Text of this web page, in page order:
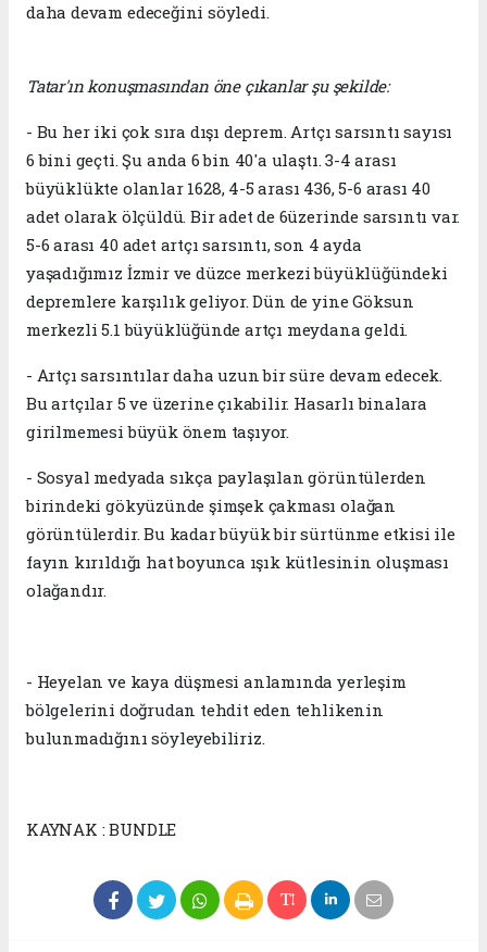
daha devam edeceğini söyledi.
Tatar'ın konuşmasından öne çıkanlar şu şekilde:
- Bu her iki çok sıra dışı deprem. Artçı sarsıntı sayısı
6 bini geçti. Şu anda 6 bin 40'a ulaştı. 3-4 arası
büyüklükte olanlar 1628, 4-5 arası 436, 5-6 arası 40
adet olarak ölçüldü. Bir adet de 6üzerinde sarsıntı var.
5-6 arası 40 adet artçı sarsıntı, son 4 ayda
yaşadığımız İzmir ve düzce merkezi büyüklüğündeki
depremlere karşılık geliyor. Dün de yine Göksun
merkezli 5.1 büyüklüğünde artçı meydana geldi.
- Artçı sarsıntılar daha uzun bir süre devam edecek.
Bu artçılar 5 ve üzerine çıkabilir. Hasarlı binalara
girilmemesi büyük önem taşıyor.
- Sosyal medyada sıkça paylaşılan görüntülerden
birindeki gökyüzünde şimşek çakması olağan
görüntülerdir. Bu kadar büyük bir sürtünme etkisi ile
fayın kırıldığı hat boyunca ışık kütlesinin oluşması
olağandır.
- Heyelan ve kaya düşmesi anlamında yerleşim
bölgelerini doğrudan tehdit eden tehlikenin
bulunmadığını söyleyebiliriz.
KAYNAK : BUNDLE